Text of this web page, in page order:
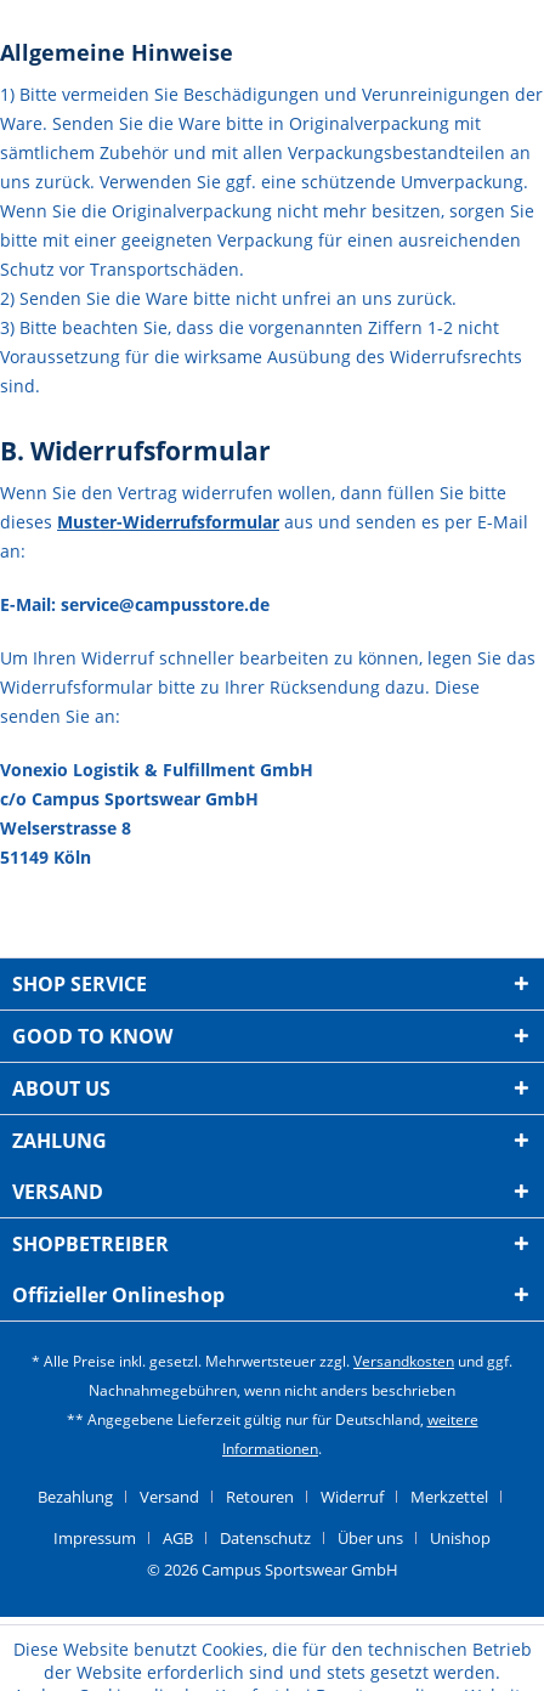
Allgemeine Hinweise
1) Bitte vermeiden Sie Beschädigungen und Verunreinigungen der
Ware. Senden Sie die Ware bitte in Originalverpackung mit
sämtlichem Zubehör und mit allen Verpackungsbestandteilen an
uns zurück. Verwenden Sie ggf. eine schützende Umverpackung.
Wenn Sie die Originalverpackung nicht mehr besitzen, sorgen Sie
bitte mit einer geeigneten Verpackung für einen ausreichenden
Schutz vor Transportschäden.
2) Senden Sie die Ware bitte nicht unfrei an uns zurück.
3) Bitte beachten Sie, dass die vorgenannten Ziffern 1-2 nicht
Voraussetzung für die wirksame Ausübung des Widerrufsrechts
sind.
B. Widerrufsformular
Wenn Sie den Vertrag widerrufen wollen, dann füllen Sie bitte
dieses Muster-Widerrufsformular aus und senden es per E-Mail
an:
E-Mail: service@campusstore.de
Um Ihren Widerruf schneller bearbeiten zu können, legen Sie das
Widerrufsformular bitte zu Ihrer Rücksendung dazu. Diese
senden Sie an:
Vonexio Logistik & Fulfillment GmbH
c/o Campus Sportswear GmbH
Welserstrasse 8
51149 Köln
SHOP SERVICE
GOOD TO KNOW
ABOUT US
ZAHLUNG
VERSAND
SHOPBETREIBER
Offizieller Onlineshop
* Alle Preise inkl. gesetzl. Mehrwertsteuer zzgl.Versandkosten und ggf.
Nachnahmegebühren, wenn nicht anders beschrieben
** Angegebene Lieferzeit gültig nur für Deutschland, weitere
Informationen.
Bezahlung Versand Retouren Widerruf
Merkzettel
Impressum
AGB Datenschutz Über uns
Unishop
© 2026 Campus Sportswear GmbH
Diese Website benutzt Cookies, die für den technischen Betrieb
der Website erforderlich sind und stets gesetzt werden.